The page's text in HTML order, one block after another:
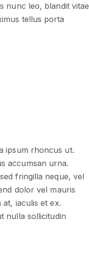
nunc leo, blandit vitae
tellus porta
ipsum rhoncus ut.
accumsan urna.
fringilla neque, vel
dolor vel mauris
iaculis et ex.
nulla sollicitudin